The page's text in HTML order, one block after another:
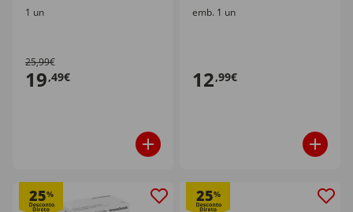
1 un
25,99€
19,49€
emb. 1 un
12,99€
25% 25%